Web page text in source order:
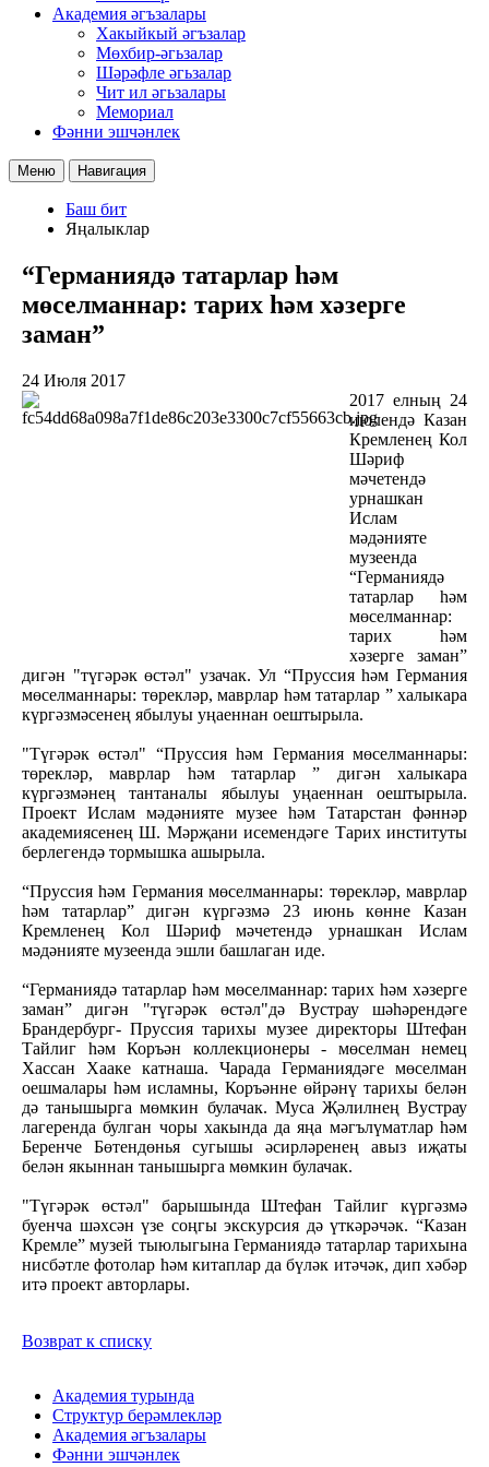
Академия әгъзалары
Хакыйкый әгъзалар
Мөхбир-әгьзалар
Шәрәфле әгьзалар
Чит ил әгьзалары
Мемориал
Фәнни эшчәнлек
Меню Навигация
Баш бит
Яңалыклар
“Германиядә татарлар һәм
мөселманнар: тарих һәм хәзерге
заман”
24 Июля 2017
2017 елның 24
июлендә Казан
Кремленең Кол
Шәриф
мәчетендә
урнашкан
Ислам
мәдәнияте
музеенда
“Германиядә
татарлар һәм
мөселманнар:
тарих һәм
хәзерге заман”
дигән "түгәрәк өстәл" узачак. Ул “Пруссия һәм Германия
мөселманнары: төрекләр, маврлар һәм татарлар ” халыкара
күргәзмәсенең ябылуы уңаеннан оештырыла.
"Түгәрәк өстәл" “Пруссия һәм Германия мөселманнары:
төрекләр, маврлар һәм татарлар ” дигән халыкара
күргәзмәнең тантаналы ябылуы уңаеннан оештырыла.
Проект Ислам мәдәнияте музее һәм Татарстан фәннәр
академиясенең Ш. Мәрҗани исемендәге Тарих институты
берлегендә тормышка ашырыла.
“Пруссия һәм Германия мөселманнары: төрекләр, маврлар
һәм татарлар” дигән күргәзмә 23 июнь көнне Казан
Кремленең Кол Шәриф мәчетендә урнашкан Ислам
мәдәнияте музеенда эшли башлаган иде.
“Германиядә татарлар һәм мөселманнар: тарих һәм хәзерге
заман” дигән "түгәрәк өстәл"дә Вустрау шәһәрендәге
Брандербург- Пруссия тарихы музее директоры Штефан
Тайлиг һәм Коръән коллекционеры - мөселман немец
Хассан Хааке катнаша. Чарада Германиядәге мөселман
оешмалары һәм исламны, Коръәнне өйрәнү тарихы белән
дә танышырга мөмкин булачак. Муса Җәлилнең Вустрау
лагеренда булган чоры хакында да яңа мәгълүматлар һәм
Беренче Бөтендөнья сугышы әсирләренең авыз иҗаты
белән якыннан танышырга мөмкин булачак.
"Түгәрәк өстәл" барышында Штефан Тайлиг күргәзмә
буенча шәхсән үзе соңгы экскурсия дә үткәрәчәк. “Казан
Кремле” музей тыюлыгына Германиядә татарлар тарихына
нисбәтле фотолар һәм китаплар да бүләк итәчәк, дип хәбәр
итә проект авторлары.
Возврат к списку
Академия турында
Структур берәмлекләр
Академия әгъзалары
Фәнни эшчәнлек